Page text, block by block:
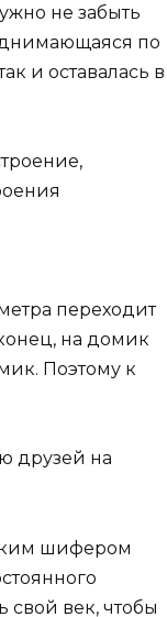
не забыть
по
и оставалась в
переходит
на домик
Поэтому к
друзей на
шифером
свой век, чтобы